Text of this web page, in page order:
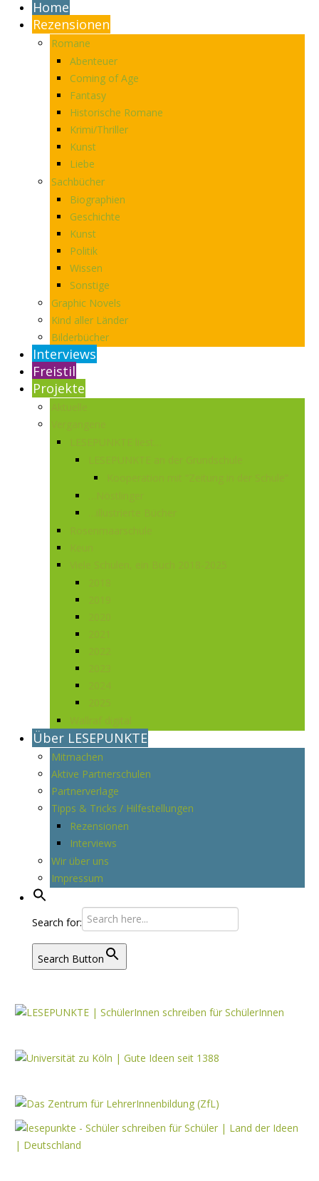
Home
Rezensionen
Romane
Abenteuer
Coming of Age
Fantasy
Historische Romane
Krimi/Thriller
Kunst
Liebe
Sachbücher
Biographien
Geschichte
Kunst
Politik
Wissen
Sonstige
Graphic Novels
Kind aller Länder
Bilderbücher
Interviews
Freistil
Projekte
Über LESEPUNKTE
Mitmachen
Aktive Partnerschulen
Partnerverlage
Tipps & Tricks / Hilfestellungen
Rezensionen
Interviews
Wir über uns
Impressum
Search for:
Search Button